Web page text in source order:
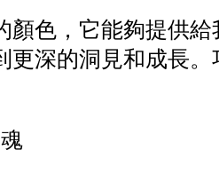
顏色，它能夠提供給
更深的洞見和成長。